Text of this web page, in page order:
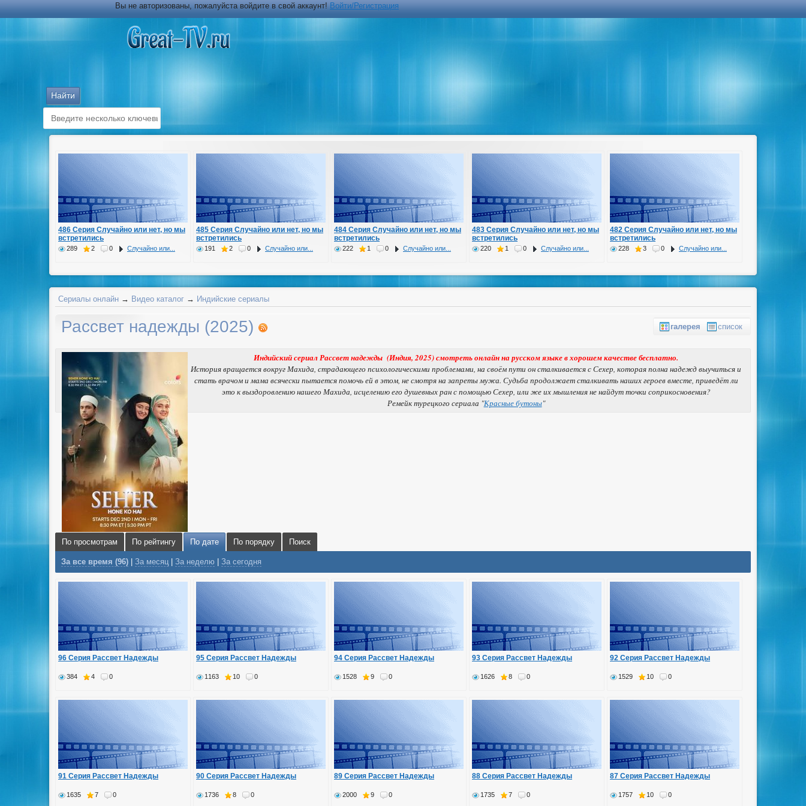
Вы не авторизованы, пожалуйста войдите в свой аккаунт!Войти/Регистрация
486 Серия Случайно или нет, но мы
встретились
289 2 0 Случайно или...
485 Серия Случайно или нет, но мы
встретились
191 2 0 Случайно или...
484 Серия Случайно или нет, но мы
встретились
222 1 0 Случайно или...
483 Серия Случайно или нет, но мы
встретились
220 1 0 Случайно или...
482 Серия Случайно или нет, но мы
встретились
228 3 0 Случайно или...
Сериалы онлайн → Видео каталог → Индийские сериалы
галерея список
Рассвет надежды (2025)
Индийский сериал Рассвет надежды (Индия, 2025) смотреть онлайн на русском языке в хорошем качестве бесплатно.
История вращается вокруг Махида, страдающего психологическими проблемами, на своём пути он сталкивается с Сехер, которая полна надежд выучиться и
стать врачом и мама всячески пытается помочь ей в этом, не смотря на запреты мужа. Судьба продолжает сталкивать наших героев вместе, приведёт ли
это к выздоровлению нашего Махида, исцелению его душевных ран с помощью Сехер, или же их мышления не найдут точки соприкосновения?
Ремейк турецкого сериала "Красные бутоны"
По просмотрам По рейтингу По дате По порядку Поиск
За все время (96) За месяц За неделю За сегодня
96 Серия Рассвет Надежды
384 4 0
95 Серия Рассвет Надежды
1163 10 0
94 Серия Рассвет Надежды
1528 9 0
93 Серия Рассвет Надежды
1626 8 0
92 Серия Рассвет Надежды
1529 10 0
91 Серия Рассвет Надежды
1635 7 0
90 Серия Рассвет Надежды
1736 8 0
89 Серия Рассвет Надежды
2000 9 0
88 Серия Рассвет Надежды
1735 7 0
87 Серия Рассвет Надежды
1757 10 0